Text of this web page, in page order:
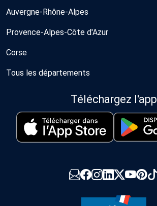
Auvergne-Rhône-Alpes
Provence-Alpes-Côte d'Azur
Corse
Tous les départements
Téléchargez l'app